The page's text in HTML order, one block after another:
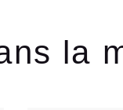
la